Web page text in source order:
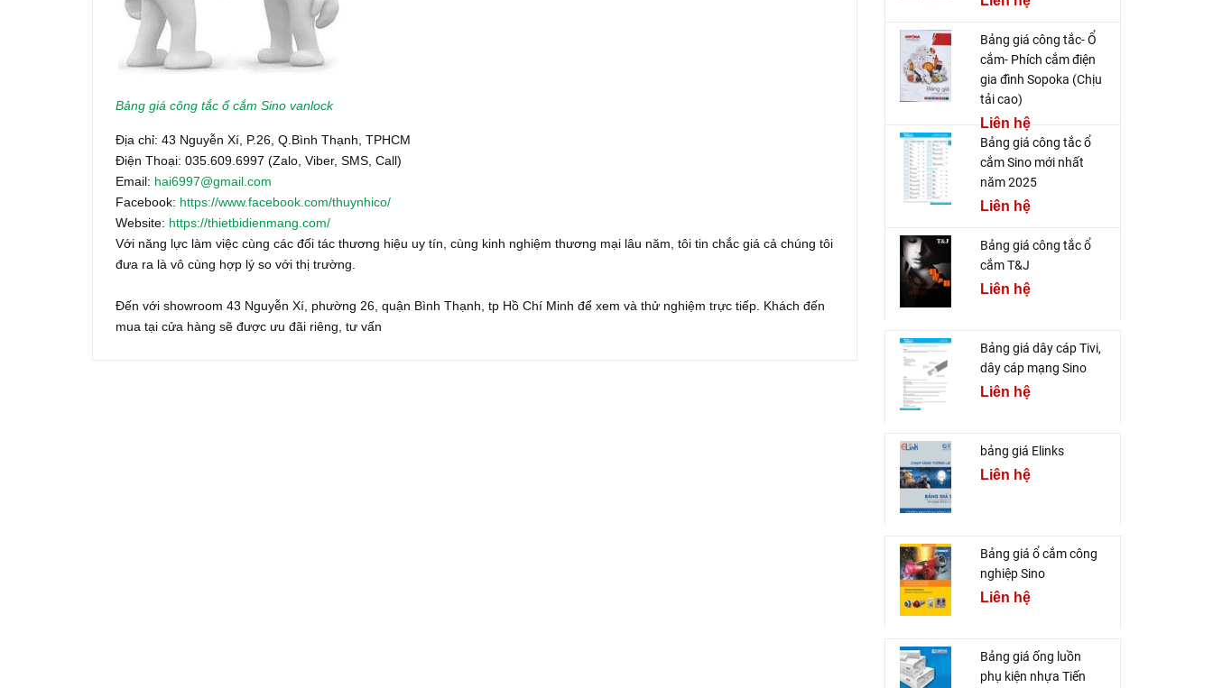
Bảng giá công tắc ổ cắm Sino vanlock
Địa chỉ: 43 Nguyễn Xí, P.26, Q.Bình Thạnh, TPHCM
Điện Thoại: 035.609.6997 (Zalo, Viber, SMS, Call)
Email: hai6997@gmail.com
Facebook: https://www.facebook.com/thuynhico/
Website: https://thietbidienmang.com/
Với năng lực làm việc cùng các đối tác thương hiệu uy tín, cùng kinh nghiệm thương mại lâu năm, tôi tin chắc giá cả chúng tôi
đưa ra là vô cùng hợp lý so với thị trường.
Đến với showroom 43 Nguyễn Xí, phường 26, quận Bình Thạnh, tp Hồ Chí Minh để xem và thử nghiệm trực tiếp. Khách đến
mua tại cửa hàng sẽ được ưu đãi riêng, tư vấn
Bảng giá công tắc- Ổ
cắm- Phích cắm điện
gia đình Sopoka (Chịu
tải cao)
Liên hệ
Bảng giá công tắc ổ
cắm Sino mới nhất
năm 2025
Liên hệ
Bảng giá công tắc ổ
cắm T&J
Liên hệ
Bảng giá dây cáp Tivi,
dây cáp mạng Sino
Liên hệ
bảng giá Elinks
Liên hệ
Bảng giá ổ cắm công
nghiệp Sino
Liên hệ
Bảng giá ống luồn
phụ kiện nhựa Tiến